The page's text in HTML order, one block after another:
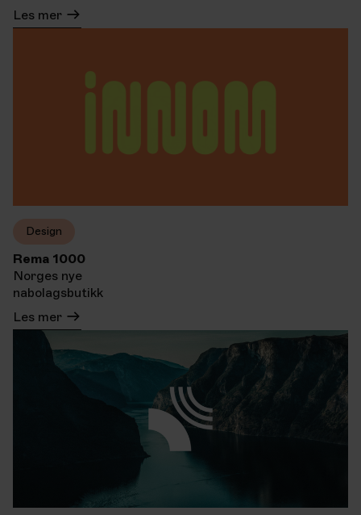
Les mer
Rema 1000
Norges nye
nabolagsbutikk
Design
Les mer